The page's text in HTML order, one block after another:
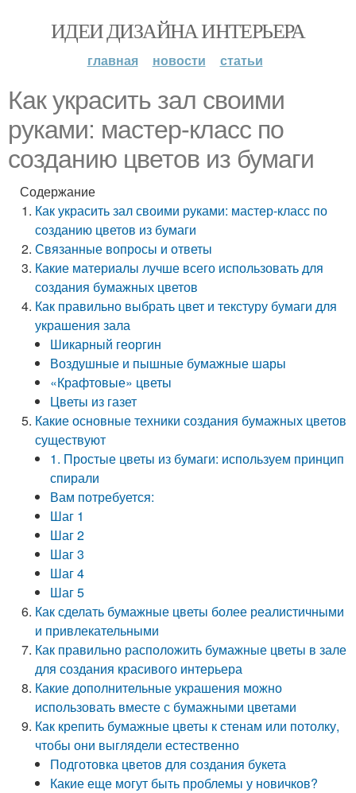
ИДЕИ ДИЗАЙНА ИНТЕРЬЕРА
главная новости статьи
Как украсить зал своими
руками: мастер-класс по
созданию цветов из бумаги
Содержание
Как украсить зал своими руками: мастер-класс по
созданию цветов из бумаги
Связанные вопросы и ответы
Какие материалы лучше всего использовать для
создания бумажных цветов
Как правильно выбрать цвет и текстуру бумаги для
украшения зала
Шикарный георгин
Воздушные и пышные бумажные шары
«Крафтовые» цветы
Цветы из газет
Какие основные техники создания бумажных цветов
существуют
1. Простые цветы из бумаги: используем принцип
спирали
Вам потребуется:
Шаг 1
Шаг 2
Шаг 3
Шаг 4
Шаг 5
Как сделать бумажные цветы более реалистичными
и привлекательными
Как правильно расположить бумажные цветы в зале
для создания красивого интерьера
Какие дополнительные украшения можно
использовать вместе с бумажными цветами
Как крепить бумажные цветы к стенам или потолку,
чтобы они выглядели естественно
Подготовка цветов для создания букета
Какие еще могут быть проблемы у новичков?